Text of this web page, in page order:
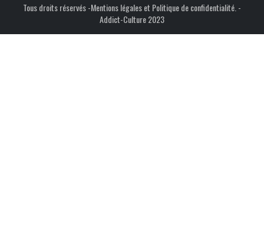
Tous droits réservés -Mentions légales et Politique de confidentialité. -
Addict-Culture 2023